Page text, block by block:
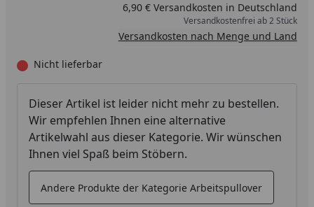
6,90 € Versandkosten in Deutschland
Versandkostenfrei ab 2 Stück
Versandkosten nach Menge und Land
Nicht lieferbar
Dieser Artikel ist leider nicht mehr zu bestellen.
Wir empfehlen Ihnen eine alternative
Artikelwahl aus dieser Kategorie. Wir wünschen
Ihnen viel Spaß beim Stöbern.
Andere Produkte der Kategorie Arbeitspullover